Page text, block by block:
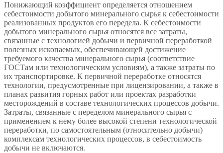
Понижающий коэффициент определяется отношением
себестоимости добытого минерального сырья к себестоимости
реализованных продуктов его передела. К себестоимости
добытого минерального сырья относятся все затраты,
связанные с технологией добычи и первичной переработкой
полезных ископаемых, обеспечивающей достижение
требуемого качества минерального сырья (соответствие
ГОСТам или технологическим условиям), а также затраты по
их транспортировке. К первичной переработке относятся
технологии, предусмотренные при лицензировании, а также в
планах развития горных работ или проектах разработки
месторождений в составе технологических процессов добычи.
Затраты, связанные с переделом минерального сырья с
применением к нему более высокой степени технологической
переработки, по самостоятельным (относительно добычи)
комплексам технологических процессов, в себестоимость
добычи не включаются.